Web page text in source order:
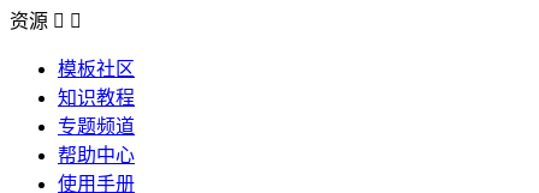
资源  
模板社区
知识教程
专题频道
帮助中心
使用手册